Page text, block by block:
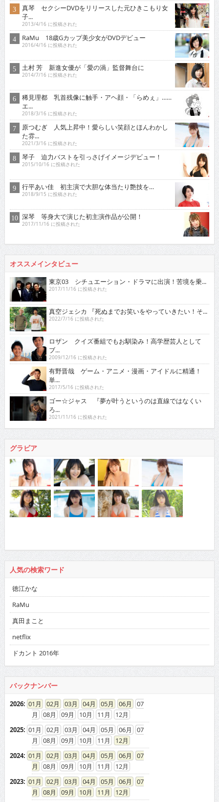
真琴 セクシーDVDをリリースした元ひきこもり女
子...
2013/4/16 に投稿された
RaMu 18歳Gカップ美少女がDVDデビュー
2016/4/16 に投稿された
土村 芳 新進女優が「愛の渦」監督舞台に
2014/7/16 に投稿された
稀見理都 乳首残像に触手・アヘ顔・「らめぇ」……
エ...
2018/3/16 に投稿された
原つむぎ 人気上昇中！愛らしい笑顔とほんわかし
た雰...
2021/3/16 に投稿された
琴子 迫力バストを引っさげイメージデビュー！
2015/10/16 に投稿された
行平あい佳 初主演で大胆な体当たり艶技を…
2018/9/15 に投稿された
深琴 等身大で演じた初主演作品が公開！
2017/11/16 に投稿された
オススメインタビュー
東京03 シチュエーション・ドラマに出演！苦境を乗...
2017/11/16 に投稿された
真空ジェシカ 『死ぬまでお笑いをやっていきたい！そ...
2022/7/16 に投稿された
ロザン クイズ番組でもお馴染み！高学歴芸人として
ブ...
2009/12/16 に投稿された
有野晋哉 ゲーム・アニメ・漫画・アイドルに精通！
単...
2017/5/16 に投稿された
ゴー☆ジャス 『夢が叶うというのは直線ではなくい
ろ...
2021/11/16 に投稿された
グラビア
人気の検索ワード
徳江かな
RaMu
真田まこと
netflix
ドカント 2016年
バックナンバー
2026: 01 02 03 04 05 06
07
08
09 10 11
12
2025: 01 02 03 04 05 06
07
08
09 10 11
12
2024: 01 02 03 04 05 06
07
08
09 10 11
12
2023: 01 02 03 04 05 06
07
08
09 10 11
12